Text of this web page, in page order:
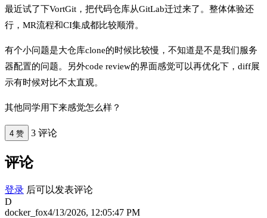
最近试了下VortGit，把代码仓库从GitLab迁过来了。整体体验还
行，MR流程和CI集成都比较顺滑。
有个小问题是大仓库clone的时候比较慢，不知道是不是我们服务
器配置的问题。另外code review的界面感觉可以再优化下，diff展
示有时候对比不太直观。
其他同学用下来感觉怎么样？
4 赞 3 评论
评论
登录 后可以发表评论
D
docker_fox4/13/2026, 12:05:47 PM